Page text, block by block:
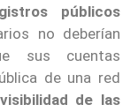
públicos
no deberían
sus cuentas
de una red
de las